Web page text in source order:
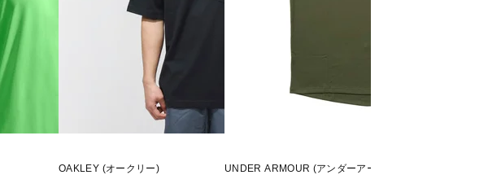
OAKLEY (オークリー) UNDER ARMOUR (アンダーアーマー)